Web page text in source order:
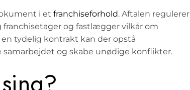
i et franchiseforhold. Aftalen regulerer
og fastlægger vilkår om
tydelig kontrakt kan der opstå
og skabe unødige konflikter.